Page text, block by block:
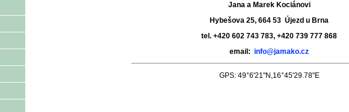
Jana a Marek Kociánovi
Hybešova 25, 664 53 Újezd u Brna
tel. +420 602 743 783, +420 739 777 868
email: info@jamako.cz
GPS: 49°6'21"N,16°45'29.78"E